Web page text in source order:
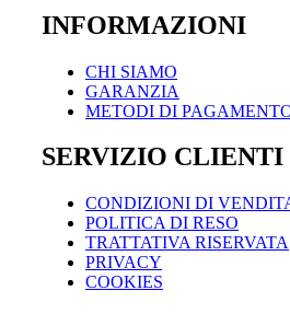
INFORMAZIONI
CHI SIAMO
GARANZIA
METODI DI
SERVIZIO CLIENTI
CONDIZIONI DI
POLITICA DI RESO
TRATTATIVA RISERVATA
PRIVACY
COOKIES